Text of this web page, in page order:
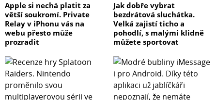
Apple si nechá platit za
větší soukromí. Private
Relay v iPhonu vás na
webu přesto může
prozradit
Jak dobře vybrat
bezdrátová sluchátka.
Velká zajistí ticho a
pohodlí, s malými klidně
můžete sportovat